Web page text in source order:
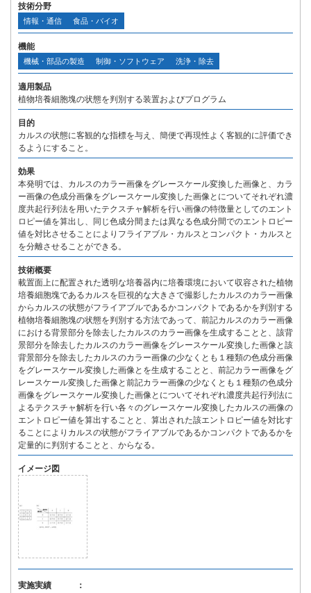
技術分野
情報・通信 食品・バイオ
機能
機械・部品の製造 制御・ソフトウェア 洗浄・除去
適用製品
植物培養細胞塊の状態を判別する装置およびプログラム
目的
カルスの状態に客観的な指標を与え、簡便で再現性よく客観的に評価でき
るようにすること。
効果
本発明では、カルスのカラー画像をグレースケール変換した画像と、カラ
ー画像の色成分画像をグレースケール変換した画像とについてそれぞれ濃
度共起行列法を用いたテクスチャ解析を行い画像の特徴量としてのエント
ロピー値を算出し、同じ色成分間または異なる色成分間でのエントロピー
値を対比させることによりフライアブル・カルスとコンパクト・カルスと
を分離させることができる。
技術概要
載置面上に配置された透明な培養器内に培養環境において収容された植物
培養細胞塊であるカルスを巨視的な大きさで撮影したカルスのカラー画像
からカルスの状態がフライアブルであるかコンパクトであるかを判別する
植物培養細胞塊の状態を判別する方法であって、前記カルスのカラー画像
における背景部分を除去したカルスのカラー画像を生成することと、該背
景部分を除去したカルスのカラー画像をグレースケール変換した画像と該
背景部分を除去したカルスのカラー画像の少なくとも１種類の色成分画像
をグレースケール変換した画像とを生成することと、前記カラー画像をグ
レースケール変換した画像と前記カラー画像の少なくとも１種類の色成分
画像をグレースケール変換した画像とについてそれぞれ濃度共起行列法に
よるテクスチャ解析を行い各々のグレースケール変換したカルスの画像の
エントロピー値を算出することと、算出された該エントロピー値を対比す
ることによりカルスの状態がフライアブルであるかコンパクトであるかを
定量的に判別することと、からなる。
イメージ図
実施実績 ：